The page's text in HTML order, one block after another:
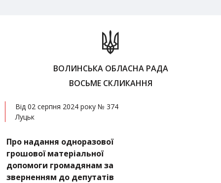
ВОЛИНСЬКА ОБЛАСНА РАДА
ВОСЬМЕ СКЛИКАННЯ
Від 02 серпня 2024 року № 374
Луцьк
Про надання одноразової
грошової матеріальної
допомоги громадянам за
зверненням до депутатів